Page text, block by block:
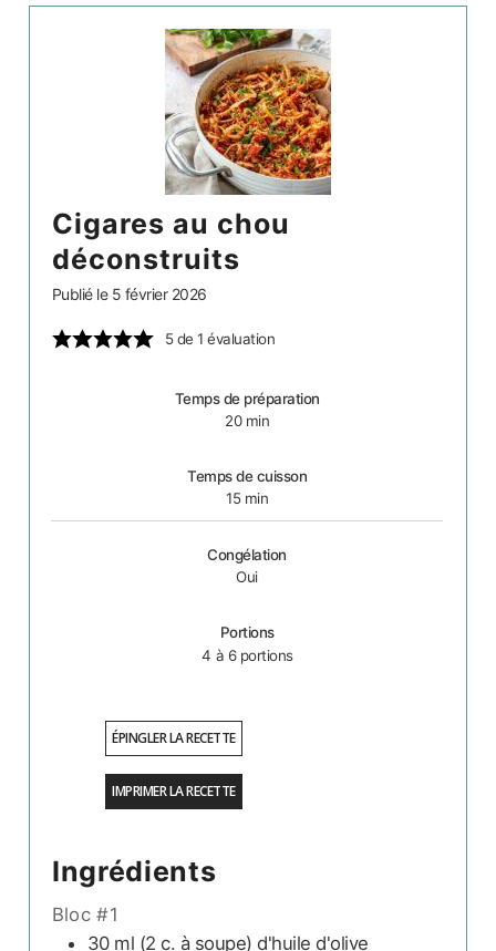
cigares au chou
déconstruits
Publié le 5 février 2026
5de 1 évaluation
Temps de préparation
20 min
Temps de cuisson
15 min
Congélation
Oui
Portions
4 à 6 portions
ÉPINGLER LA RECETTE
IMPRIMER LA RECETTE
Ingrédients
Bloc #1
30 ml (2 c. à soupe) d'huile d'olive